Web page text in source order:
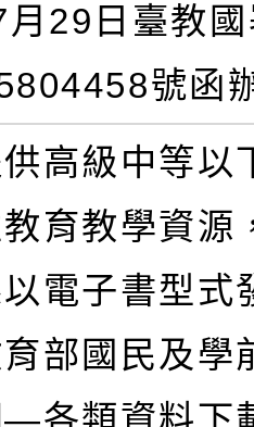
月29日臺教
號函
高級中等以
育教學資源
電子書型式
部國民及學